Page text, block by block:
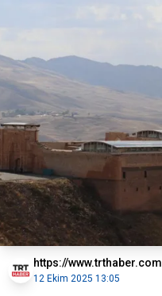
https://www.trthaber.com
12 Ekim 2025 13:05